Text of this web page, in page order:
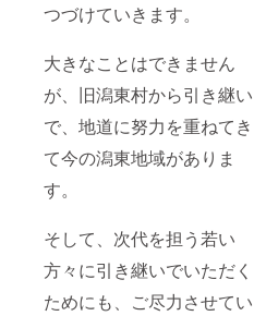
つづけていきます。
大きなことはできません
が、旧潟東村から引き継い
で、地道に努力を重ねてき
て今の潟東地域がありま
す。
そして、次代を担う若い
方々に引き継いでいただく
ためにも、ご尽力させてい